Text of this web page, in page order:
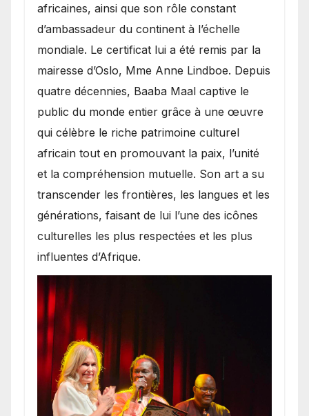
africaines, ainsi que son rôle constant
d’ambassadeur du continent à l’échelle
mondiale. Le certificat lui a été remis par la
mairesse d’Oslo, Mme Anne Lindboe. Depuis
quatre décennies, Baaba Maal captive le
public du monde entier grâce à une œuvre
qui célèbre le riche patrimoine culturel
africain tout en promouvant la paix, l’unité
et la compréhension mutuelle. Son art a su
transcender les frontières, les langues et les
générations, faisant de lui l’une des icônes
culturelles les plus respectées et les plus
influentes d’Afrique.